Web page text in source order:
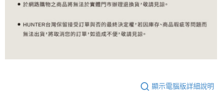
顯示電腦版詳細說明